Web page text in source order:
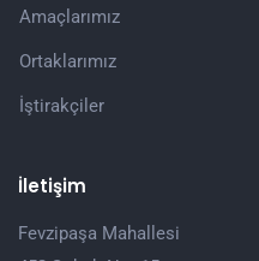
Amaçlarımız
Ortaklarımız
İştirakçiler
İletişim
Fevzipaşa Mahallesi